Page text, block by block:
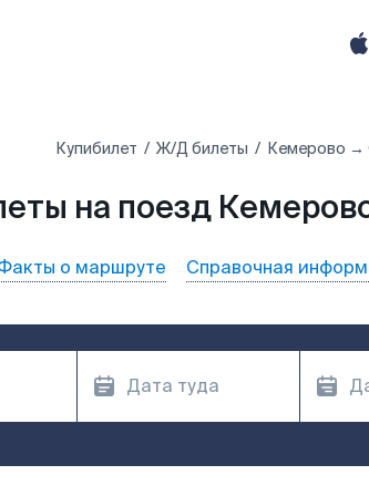
Купибилет Ж/Д билеты Кемерово →
на поезд
о маршруте Справочная